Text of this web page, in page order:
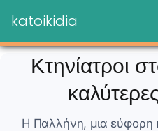
katoikidia
Κτηνίατροι
Η Παλλήνη, μια εύφορη